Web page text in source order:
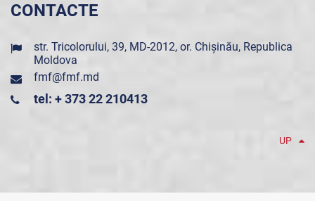
CONTACTE
str. Tricolorului, 39, MD-2012, or. Chișinău, Republica
Moldova
fmf@fmf.md
tel: + 373 22 210413
UP